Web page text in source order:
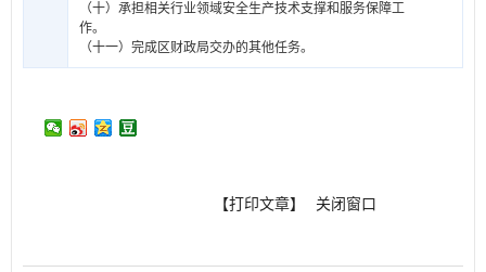
（十）承担相关行业领域安全生产技术支撑和服务保障工
作。
（十一）完成区财政局交办的其他任务。
【打印文章】 关闭窗口